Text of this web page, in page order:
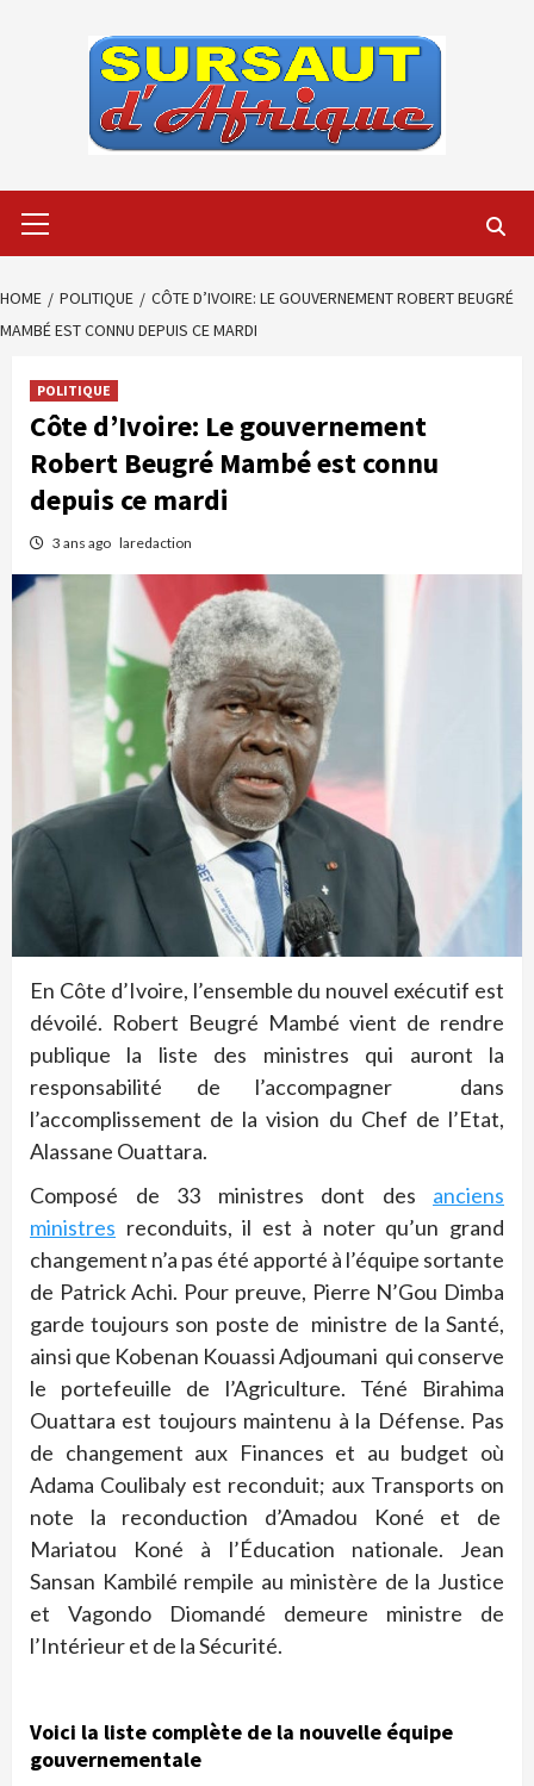
Menu
HOME POLITIQUE
CÔTE D’IVOIRE: LE GOUVERNEMENT ROBERT BEUGRÉ
MAMBÉ EST CONNU DEPUIS CE MARDI
POLITIQUE
Côte d’Ivoire: Le gouvernement
Robert Beugré Mambé est connu
depuis ce mardi
3 ans ago laredaction
En Côte d’Ivoire, l’ensemble du nouvel exécutif est
dévoilé. Robert Beugré Mambé vient de rendre
publique la liste des ministres qui auront la
responsabilité de l’accompagner dans
l’accomplissement de la vision du Chef de l’Etat,
Alassane Ouattara.
Composé de 33 ministres dont des anciens
ministres reconduits, il est à noter qu’un grand
changement n’a pas été apporté à l’équipe sortante
de Patrick Achi. Pour preuve, Pierre N’Gou Dimba
garde toujours son poste de ministre de la Santé,
ainsi que Kobenan Kouassi Adjoumani qui conserve
le portefeuille de l’Agriculture. Téné Birahima
Ouattara est toujours maintenu à la Défense. Pas
de changement aux Finances et au budget où
Adama Coulibaly est reconduit; aux Transports on
note la reconduction d’Amadou Koné et de
Mariatou Koné à l’Éducation nationale. Jean
Sansan Kambilé rempile au ministère de la Justice
et Vagondo Diomandé demeure ministre de
l’Intérieur et de la Sécurité.
Voici la liste complète de la nouvelle équipe
gouvernementale